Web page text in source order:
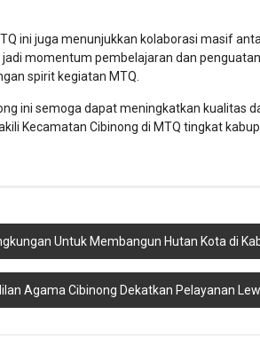
ini juga menunjukkan kolaborasi masif
momentum pembelajaran dan
spirit kegiatan MTQ.
ini semoga dapat meningkatkan kualitas
Kecamatan Cibinong di MTQ tingkat
Untuk Membangun Hutan Kota di
Agama Cibinong Dekatkan Pelayanan